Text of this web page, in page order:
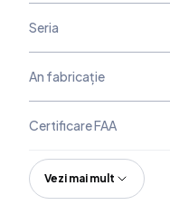
Seria
An fabricație
Certificare FAA
Vezi mai mult